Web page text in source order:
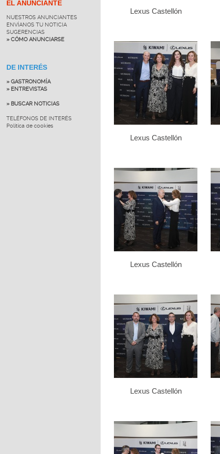
EL ANUNCIANTE
NUESTROS ANUNCIANTES
ENVÍANOS TU NOTICIA
SUGERENCIAS
» CÓMO ANUNCIARSE
DE INTERÉS
» GASTRONOMÍA
» ENTREVISTAS
» BUSCAR NOTICIAS
TELÉFONOS DE INTERÉS
Política de cookies
Lexus Castellón
Lexus Castellón
Lexus Castellón
Lexus Castellón